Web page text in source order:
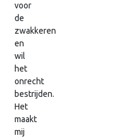
voor
de
zwakkeren
en
wil
het
onrecht
bestrijden.
Het
maakt
mij